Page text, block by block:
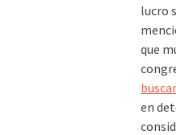
lucro
que
en